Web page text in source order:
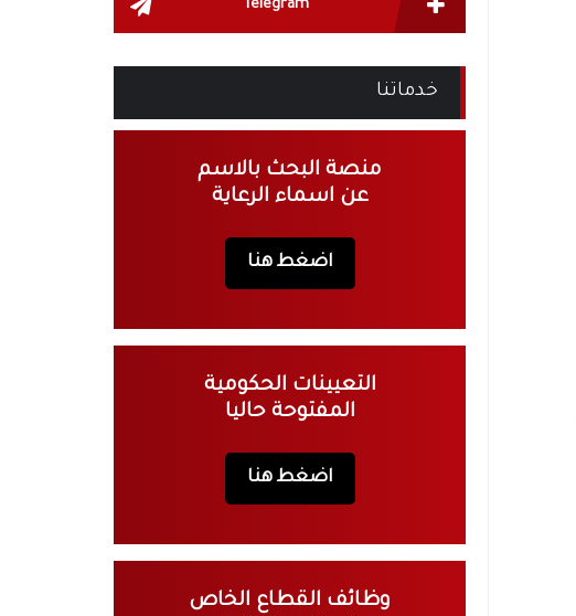
Telegram
خدماتنا
منصة البحث بالاسم
عن اسماء الرعاية
اضغط هنا
التعيينات الحكومية
المفتوحة حاليا
اضغط هنا
وظائف القطاع الخاص